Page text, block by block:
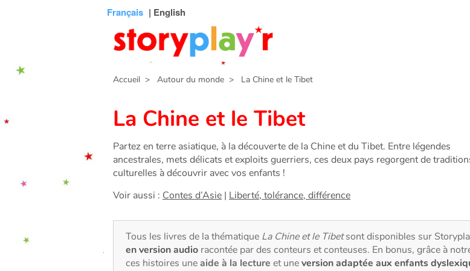
Français | English
Accueil > Autour du monde > La Chine et le Tibet
La Chine et le Tibet
Partez en terre asiatique, à la découverte de la Chine et du Tibet. Entre légendes
ancestrales, mets délicats et exploits guerriers, ces deux pays regorgent de
culturelles à découvrir avec vos enfants !
Voir aussi : Contes d’Asie | Liberté, tolérance, différence
Tous les livres de la thématique La Chine et le Tibetsont disponibles sur
en version audio racontée par des conteurs et conteuses. En bonus, grâce à
ces histoires uneaide à la lecture et uneversion adaptée aux enfants